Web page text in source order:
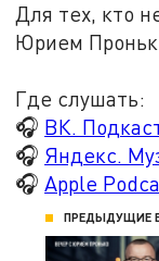
Для тех, кто
Юрием
Где слушать:
🎧 ВК.
🎧 Яндекс.
🎧Apple
ПРЕДЫДУЩИЕ